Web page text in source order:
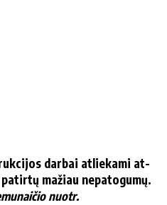
dar­bai at­lie­ka­mi at­
ma­žiau ne­pa­to­gu­mų.
nuotr.